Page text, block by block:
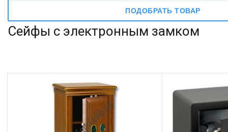
ПОДОБРАТЬ ТОВАР
Сейфы с электронным замком